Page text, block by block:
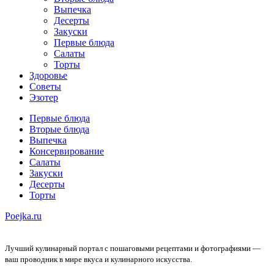
Выпечка
Десерты
Закуски
Первые блюда
Салаты
Торты
Здоровье
Советы
Эзотер
Первые блюда
Вторые блюда
Выпечка
Консервирование
Салаты
Закуски
Десерты
Торты
Poejka.ru
Лучший кулинарный портал с пошаговыми рецептами и фотографиями —
ваш проводник в мире вкуса и кулинарного искусства.